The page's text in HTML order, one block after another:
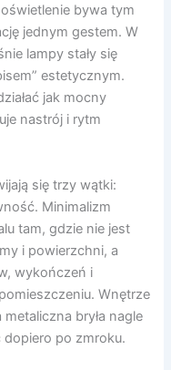
bywa tym
jednym gestem. W
lampy stały się
estetycznym.
jak mocny
nastrój i rytm
się trzy wątki:
Minimalizm
tam, gdzie nie jest
i powierzchni, a
wykończeń i
Wnętrze
bryła nagle
dopiero po zmroku.